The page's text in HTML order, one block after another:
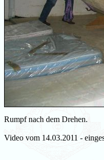
Rumpf nach dem Drehen.
Video vom 14.03.2011 -